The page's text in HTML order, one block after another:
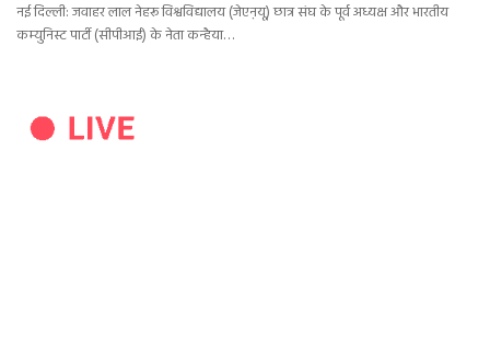
नई दिल्ली: जवाहर लाल नेहरू विश्वविद्यालय (जेएऩयू) छात्र संघ के पूर्व अध्यक्ष और भारतीय
कम्युनिस्ट पार्टी (सीपीआई) के नेता कन्हैया…